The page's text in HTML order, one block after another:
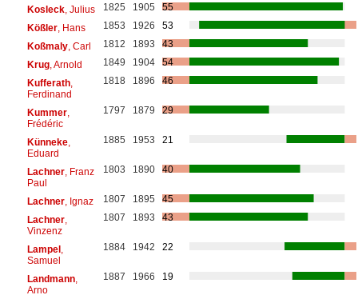
Kosleck, Julius 1825 1905
55
Kößler, Hans 1853 1926
53
Koßmaly, Carl 1812 1893
43
Krug, Arnold 1849 1904
54
Kufferath,
Ferdinand
1818 1896 46
Kummer,
Frédéric
1797 1879 29
Künneke,
Eduard
1885 1953 21
Lachner, Franz
Paul
1803 1890 40
Lachner, Ignaz 1807 1895
45
Lachner,
Vinzenz
1807 1893 43
Lampel,
Samuel
1884 1942 22
Landmann,
Arno
1887 1966 19